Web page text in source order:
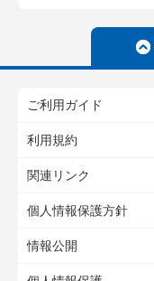
ご利用ガイド
利用規約
関連リンク
個人情報保護方針
情報公開